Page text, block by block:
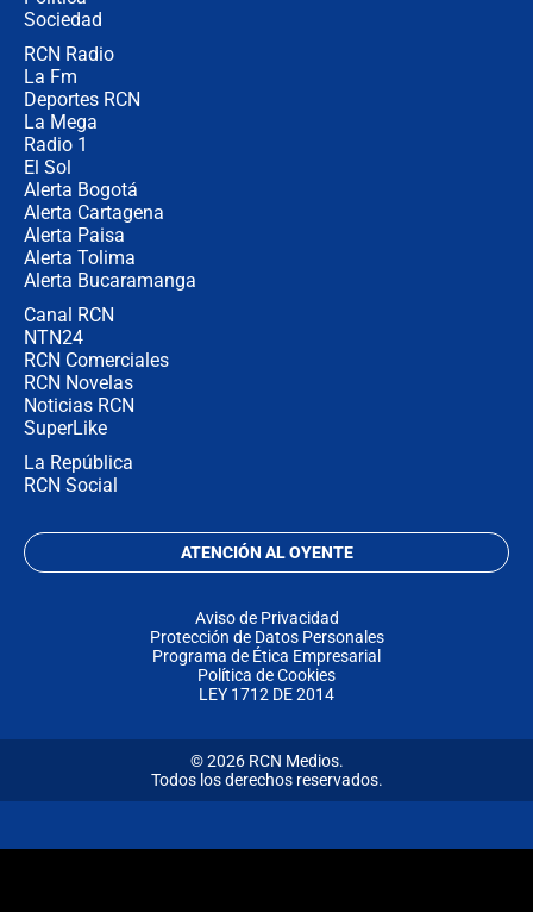
Sociedad
RCN Radio
La Fm
Deportes RCN
La Mega
Radio 1
El Sol
Alerta Bogotá
Alerta Cartagena
Alerta Paisa
Alerta Tolima
Alerta Bucaramanga
Canal RCN
NTN24
RCN Comerciales
RCN Novelas
Noticias RCN
SuperLike
La República
RCN Social
ATENCIÓN AL OYENTE
Aviso de Privacidad
Protección de Datos Personales
Programa de Ética Empresarial
Política de Cookies
LEY 1712 DE 2014
© 2026 RCN Medios.
Todos los derechos reservados.